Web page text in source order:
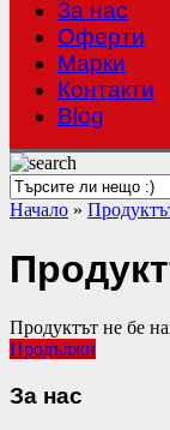
За нас
Оферти
Mарки
Контакти
Blog
Начало »
Продуктът не бе
Продължи
За нас